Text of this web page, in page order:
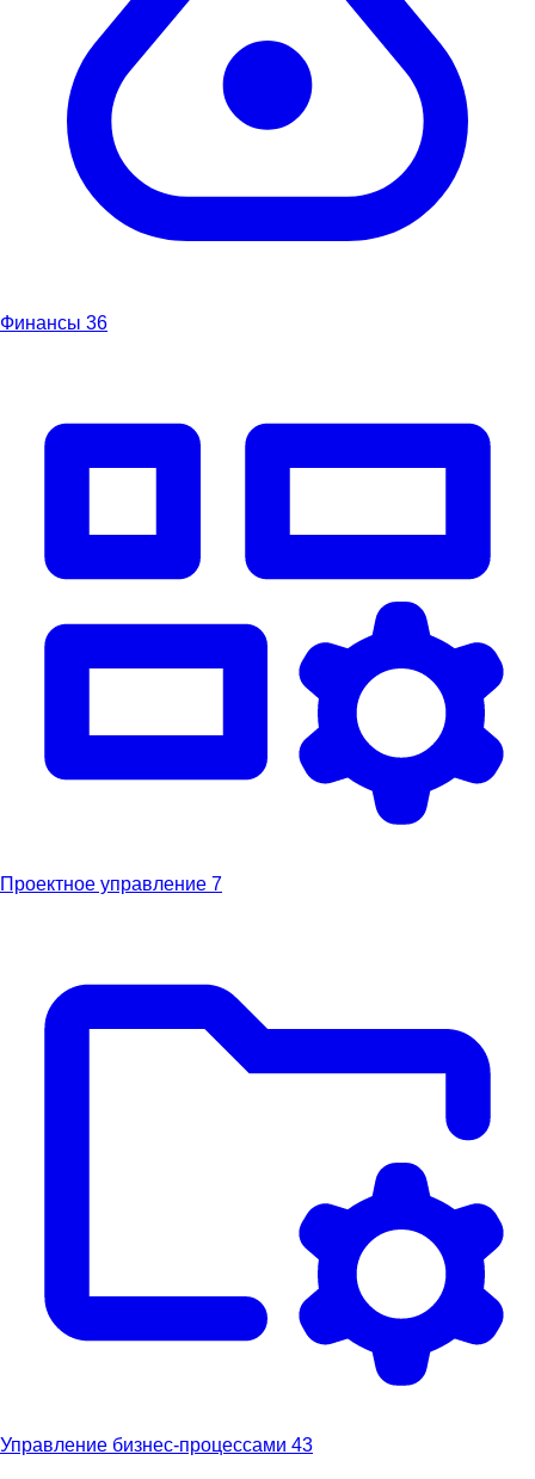
Финансы 36
Проектное управление 7
Управление бизнес-процессами 43